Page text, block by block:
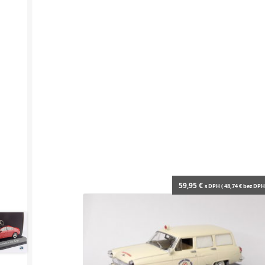
59,95€ s DPH (48,74€bez